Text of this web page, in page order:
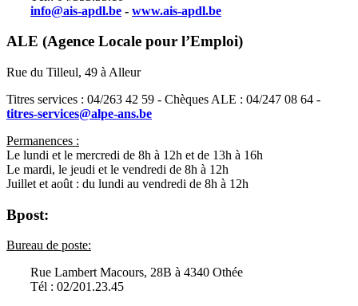
info@ais-apdl.be - www.ais-apdl.be
ALE (Agence Locale pour l’Emploi)
Rue du Tilleul, 49 à Alleur
Titres services : 04/263 42 59 - Chèques ALE : 04/247 08 64 -
titres-services@alpe-ans.be
Permanences :
Le lundi et le mercredi de 8h à 12h et de 13h à 16h
Le mardi, le jeudi et le vendredi de 8h à 12h
Juillet et août : du lundi au vendredi de 8h à 12h
Bpost:
Bureau de poste:
Rue Lambert Macours, 28B à 4340 Othée
Tél : 02/201.23.45